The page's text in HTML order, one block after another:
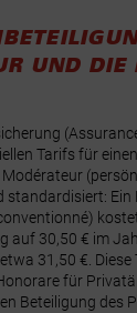
UND DIE
Tarifs für
Modérateur
standardisiert:
auf 30,50 € im
31,50 €.
für
Beteiligung des